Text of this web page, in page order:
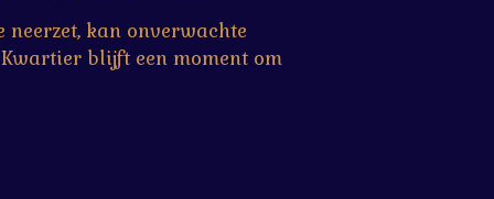
neerzet, kan onverwachte
blijft een moment om